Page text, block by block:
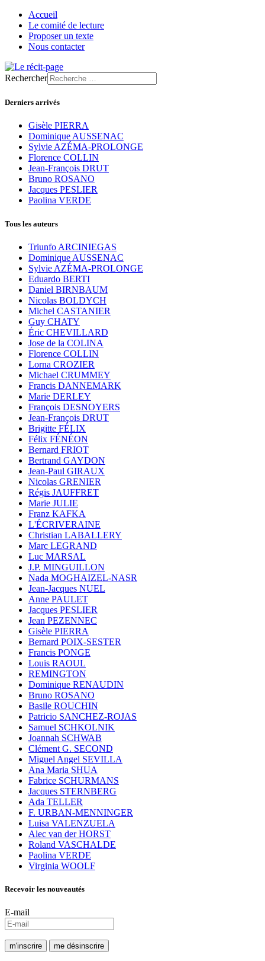
Accueil
Le comité de lecture
Proposer un texte
Nous contacter
Rechercher
Derniers arrivés
Gisèle PIERRA
Dominique AUSSENAC
Sylvie AZÉMA-PROLONGE
Florence COLLIN
Jean-François DRUT
Bruno ROSANO
Jacques PESLIER
Paolina VERDE
Tous les auteurs
Triunfo ARCINIEGAS
Dominique AUSSENAC
Sylvie AZÉMA-PROLONGE
Eduardo BERTI
Daniel BIRNBAUM
Nicolas BOLDYCH
Michel CASTANIER
Guy CHATY
Éric CHEVILLARD
Jose de la COLINA
Florence COLLIN
Lorna CROZIER
Michael CRUMMEY
Francis DANNEMARK
Marie DERLEY
François DESNOYERS
Jean-François DRUT
Brigitte FÉLIX
Félix FÉNÉON
Bernard FRIOT
Bertrand GAYDON
Jean-Paul GIRAUX
Nicolas GRENIER
Régis JAUFFRET
Marie JULIE
Franz KAFKA
L'ÉCRIVERAINE
Christian LABALLERY
Marc LEGRAND
Luc MARSAL
J.P. MINGUILLON
Nada MOGHAIZEL-NASR
Jean-Jacques NUEL
Anne PAULET
Jacques PESLIER
Jean PEZENNEC
Gisèle PIERRA
Bernard POIX-SESTER
Francis PONGE
Louis RAOUL
REMINGTON
Dominique RENAUDIN
Bruno ROSANO
Basile ROUCHIN
Patricio SANCHEZ-ROJAS
Samuel SCHKOLNIK
Joannah SCHWAB
Clément G. SECOND
Miguel Angel SEVILLA
Ana Maria SHUA
Fabrice SCHURMANS
Jacques STERNBERG
Ada TELLER
F. URBAN-MENNINGER
Luisa VALENZUELA
Alec van der HORST
Roland VASCHALDE
Paolina VERDE
Virginia WOOLF
Recevoir les nouveautés
E-mail